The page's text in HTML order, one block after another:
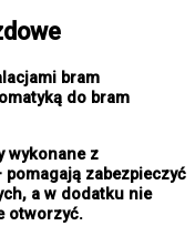
bram
do bram
wykonane z
pomagają zabezpieczyć
a w dodatku nie
otworzyć.